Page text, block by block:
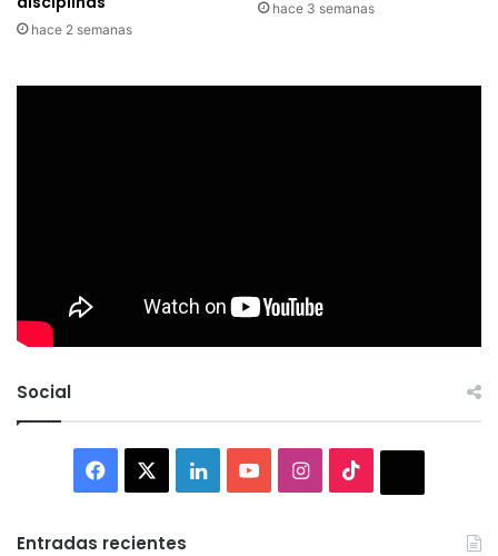
hace 2 semanas
hace 3 semanas
Social
Facebook LinkedInYouTubeInstagram
Entradas recientes